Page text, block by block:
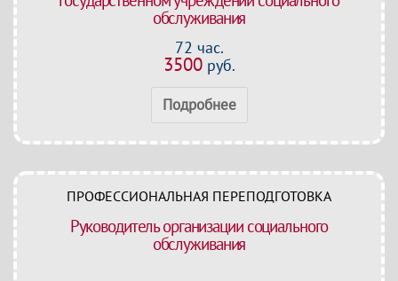
обслуживания
72 час.
3500руб.
Подробнее
ПРОФЕССИОНАЛЬНАЯ ПЕРЕПОДГОТОВКА
Руководитель организации социального
обслуживания